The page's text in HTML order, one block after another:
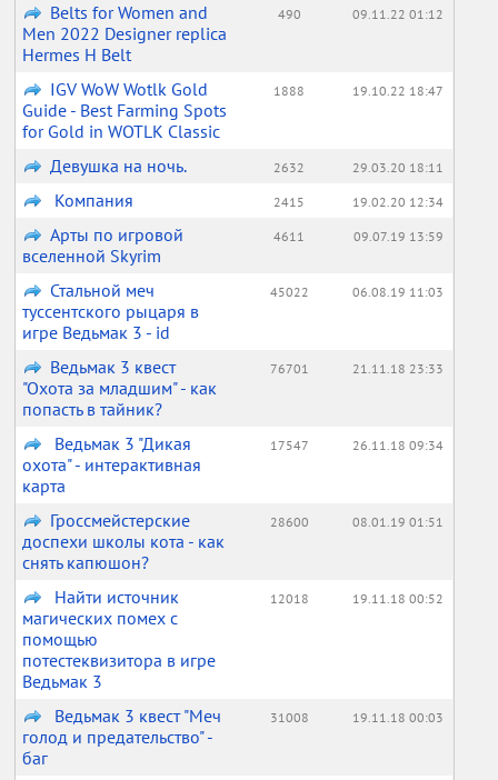
Belts for Women and
Men 2022 Designer replica
Hermes H Belt
490 09.11.22 01:12
IGV WoW Wotlk Gold
Guide - Best Farming Spots
for Gold in WOTLK Classic
1888 19.10.22 18:47
Девушка на ночь. 2632 29.03.20 18:11
Компания 2415 19.02.20 12:34
Арты по игровой
вселенной Skyrim
4611 09.07.19 13:59
Стальной меч
туссентского рыцаря в
игре Ведьмак 3 - id
45022 06.08.19 11:03
Ведьмак 3 квест
"Охота за младшим" - как
попасть в тайник?
76701 21.11.18 23:33
Ведьмак 3 "Дикая
охота" - интерактивная
карта
17547 26.11.18 09:34
Гроссмейстерские
доспехи школы кота - как
снять капюшон?
28600 08.01.19 01:51
Найти источник
магических помех с
помощью
потестеквизитора в игре
Ведьмак 3
12018 19.11.18 00:52
Ведьмак 3 квест "Меч
голод и предательство" -
баг
31008 19.11.18 00:03